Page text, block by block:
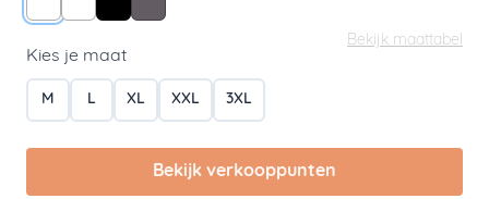
Bekijk maattabel
Kies je maat
M L XL XXL 3XL
Bekijk verkooppunten